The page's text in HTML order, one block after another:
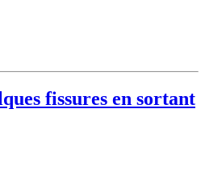
fissures en sortant